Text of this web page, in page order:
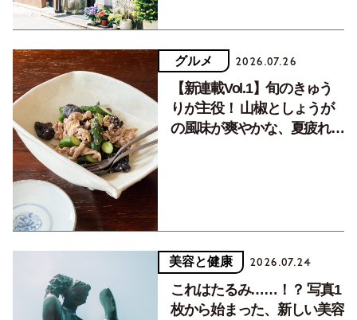
グルメ 2026.07.26
【新連載Vol.1】旬のきゅう
りが主役！ 山椒としょうが
の風味が爽やかな、夏疲れを
美容と健康 2026.07.24
これはたるみ……！？ 写真1
枚から始まった、新しい美容